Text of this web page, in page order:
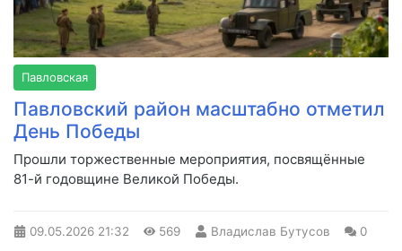
Павловская
Павловский район масштабно отметил
День Победы
Прошли торжественные мероприятия, посвящённые
81-й годовщине Великой Победы.
09.05.2026 21:32 569 Владислав Бутусов 0